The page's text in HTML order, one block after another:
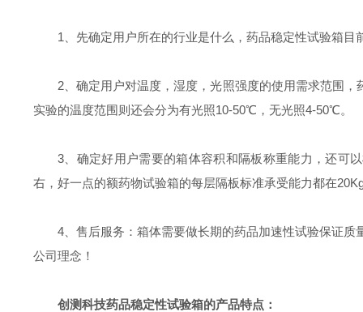
1、先确定用户所在的行业是什么，药品稳定性试验箱
2、确定用户对温度，湿度，光照强度的使用需求范围
实验的温度范围则还会分为有光照10-50℃，无光照4-50℃。
3、确定好用户需要的箱体容积和隔板称重能力，还可
右，好一点的额药物试验箱的每层隔板标准承受能力都在
4、售后服务：箱体需要做长期的药品加速性试验保证
公司理念！
创测科技药品稳定性试验箱的产品特点：